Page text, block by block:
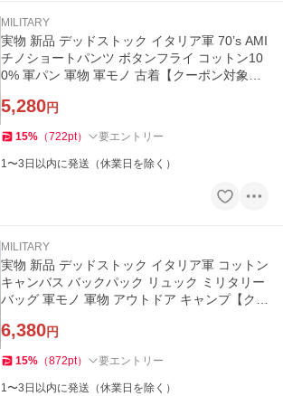
MILITARY
実物 新品 デッドストック イタリア軍 70’s AMI
チノショートパンツ ボタンフライ コットン10
0% 軍パン 軍物 軍モノ 古着【クーポン対象
5,280円
15% （722pt） 要エントリー
1〜3日以内に発送（休業日を除く）
MILITARY
実物 新品 デッドストック イタリア軍 コットン
キャンバス バックパック リュック ミリタリー
バッグ 軍モノ 軍物 アウトドア キャンプ【クー
6,380円
15% （872pt） 要エントリー
1〜3日以内に発送（休業日を除く）